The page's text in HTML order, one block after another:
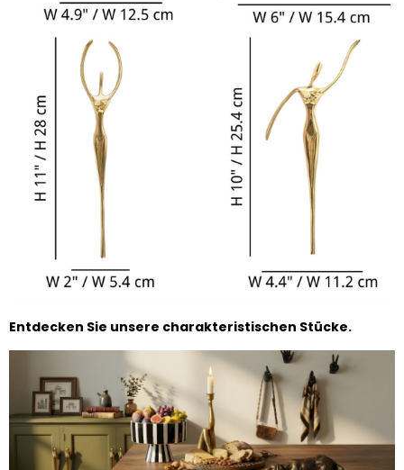
Entdecken Sie unsere charakteristischen Stücke.